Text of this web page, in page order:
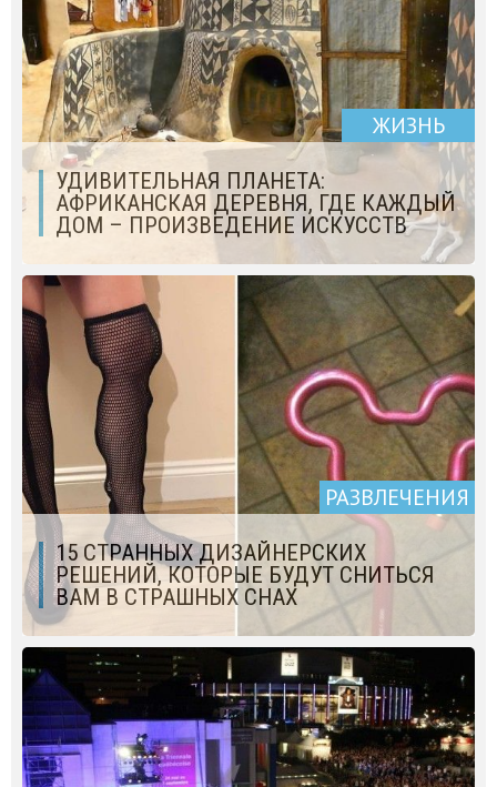
ЖИЗНЬ
УДИВИТЕЛЬНАЯ ПЛАНЕТА:
АФРИКАНСКАЯ ДЕРЕВНЯ, ГДЕ КАЖДЫЙ
ДОМ – ПРОИЗВЕДЕНИЕ ИСКУССТВ
РАЗВЛЕЧЕНИЯ
15 СТРАННЫХ ДИЗАЙНЕРСКИХ
РЕШЕНИЙ, КОТОРЫЕ БУДУТ СНИТЬСЯ
ВАМ В СТРАШНЫХ СНАХ